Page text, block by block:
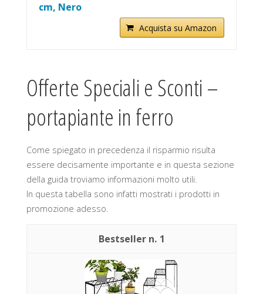
cm, Nero
Acquista su Amazon
Offerte Speciali e Sconti –
portapiante in ferro
Come spiegato in precedenza il risparmio risulta
essere decisamente importante e in questa sezione
della guida troviamo informazioni molto utili.
In questa tabella sono infatti mostrati i prodotti in
promozione adesso.
1